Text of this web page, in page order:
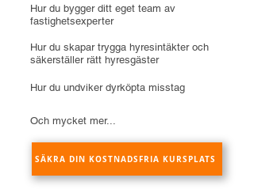
Hur du bygger ditt eget team av
fastighetsexperter
Hur du skapar trygga hyresintäkter och
säkerställer rätt hyresgäster
Hur du undviker dyrköpta misstag
Och mycket mer...
SÄKRA DIN KOSTNADSFRIA KURSPLATS